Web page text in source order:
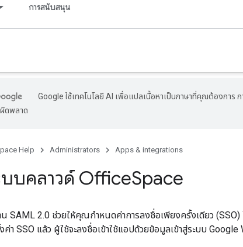
การสนับสนุน
Google ใช้เทคโนโลยี AI เพื่อแปลเนื้อหาเป็นภาษาที่คุณต้องการ
ดพลาด
Help Administrators Apps & integrations
บคลาวด์ OfficeSpace
น SAML 2.0 ช่วยให้คุณกำหนดค่าการลงชื่อเพียงครั้งเดียว
ค่า SSO แล้ว ผู้ใช้จะลงชื่อเข้าใช้แอปด้วยข้อมูลเข้าสู่ระบบ